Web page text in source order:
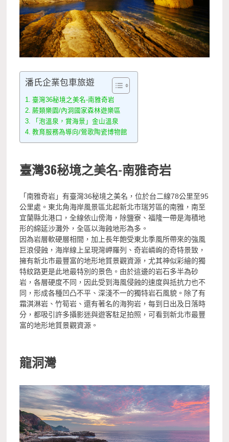
潘氏企業包車旅遊
臺灣36秘境之美名-南雅奇岩
蕨類樂園/內洞國家森林遊樂區
「泡溫泉，賞海景」金山溫泉
教育服務為導向/鶯歌陶瓷博物館
臺灣36秘境之美名-南雅奇岩
「南雅奇岩」有臺灣36秘境之美名，位於台二線78公里至95
公里處。東北角海岸風景區北起新北市瑞芳區的南雅，南至
宜蘭縣北港口，全線依山傍海，除鹽寮、福隆一帶是海積地
形的綿延沙灘外，全區以海蝕地形為多。
因為岩層軟硬層相間，加上長年飽受東北季風所帶來的強風
巨浪侵蝕，海岸線上呈現灣岬羅列、奇岩嶙峋的奇特景致，
擁有新北市最豐富的地形地質景觀資源，尤其神似彩繪的獨
特紋路更是此地最特別的景色。由於這邊的岩石多半為砂
岩，各層硬度不同，因此受到海風侵蝕的速度與抵抗力也不
同，形成各種凹凸不平、深淺不一的獨特岩石風貌。除了有
霜淇淋岩、竹筍岩、還有著名的海狗岩，每到日出及日落時
分，都吸引許多攝影迷與遊客駐足拍照，可看到新北市最豐
富的地形地質景觀資源。
龍洞灣